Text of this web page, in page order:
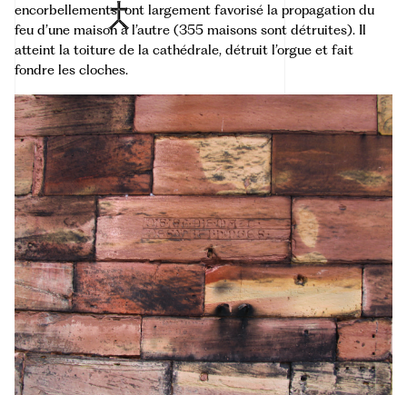
encorbellements ont largement favorisé la propagation du
feu d’une maison à l’autre (355 maisons sont détruites). Il
atteint la toiture de la cathédrale, détruit l’orgue et fait
fondre les cloches.